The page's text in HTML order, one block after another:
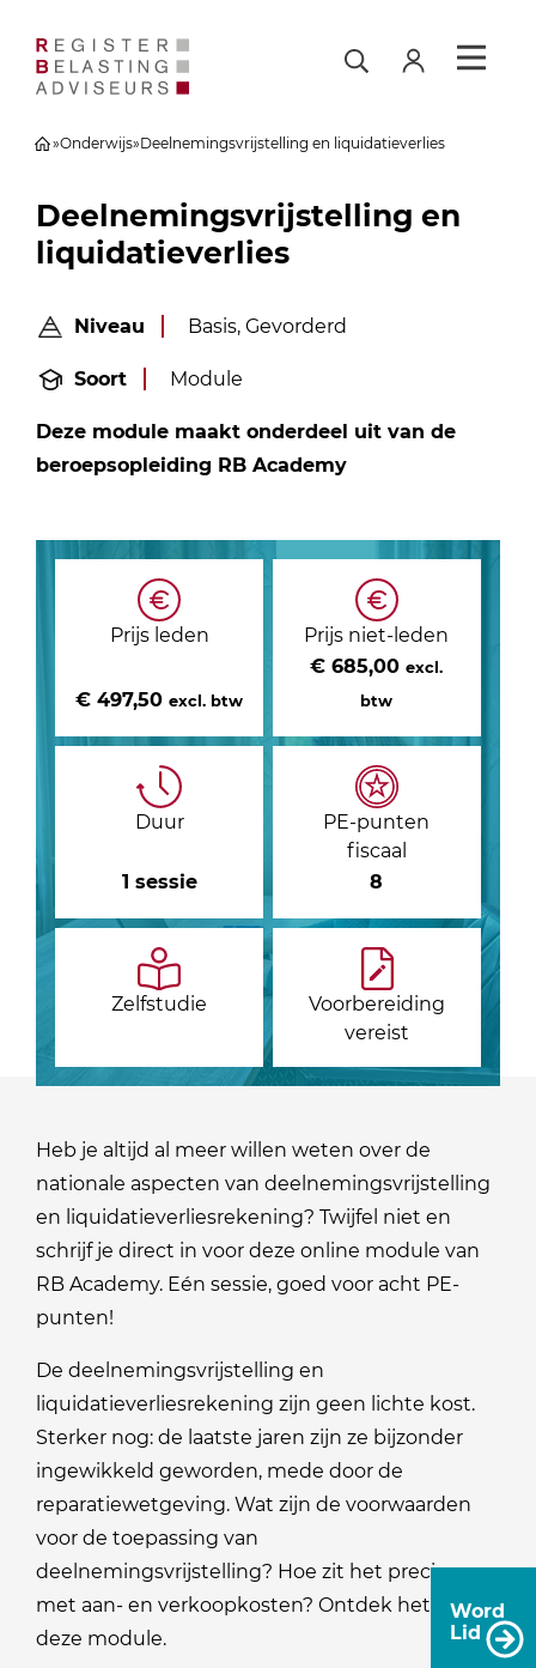
Word
Lid
»Onderwijs»Deelnemingsvrijstelling en liquidatieverlies
Deelnemingsvrijstelling en
liquidatieverlies
Niveau Basis, Gevorderd
Soort Module
Deze module maakt onderdeel uit van de
beroepsopleiding RB Academy
Prijs leden
€ 497,50excl. btw
Prijs niet-leden
€ 685,00excl.
btw
Duur
1 sessie
PE-punten
fiscaal
8
Zelfstudie
Voorbereiding
vereist
Heb je altijd al meer willen weten over de
nationale aspecten van deelnemingsvrijstelling
en liquidatieverliesrekening? Twijfel niet en
schrijf je direct in voor deze online module van
RB Academy. Eén sessie, goed voor acht PE-
punten!
De deelnemingsvrijstelling en
liquidatieverliesrekening zijn geen lichte kost.
Sterker nog: de laatste jaren zijn ze bijzonder
ingewikkeld geworden, mede door de
reparatiewetgeving. Wat zijn de voorwaarden
voor de toepassing van
deelnemingsvrijstelling? Hoe zit het precies
met aan- en verkoopkosten? Ontdek het in
deze module.